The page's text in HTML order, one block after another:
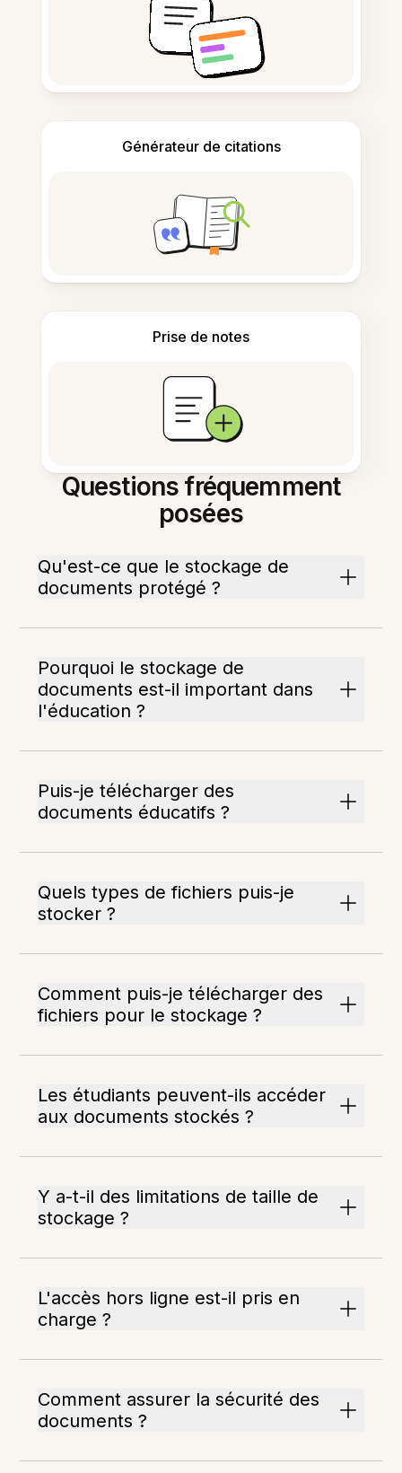
Générateur de citations
Prise de notes
Questions fréquemment
posées
Qu'est-ce que le stockage de
documents protégé ?
Pourquoi le stockage de
documents est-il important dans
l'éducation ?
Puis-je télécharger des
documents éducatifs ?
Quels types de fichiers puis-je
stocker ?
Comment puis-je télécharger des
fichiers pour le stockage ?
Les étudiants peuvent-ils accéder
aux documents stockés ?
Y a-t-il des limitations de taille de
stockage ?
L'accès hors ligne est-il pris en
charge ?
Comment assurer la sécurité des
documents ?